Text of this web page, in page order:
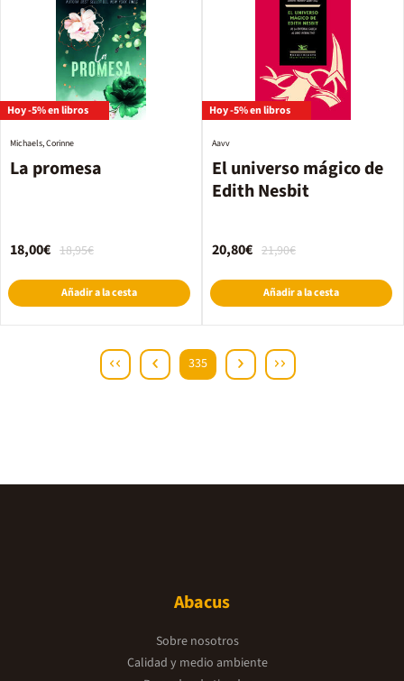
Hoy -5% en libros
La promesa
Michaels, Corinne
18,95€
18,00€
Añadir a la cesta
Hoy -5% en libros
El universo mágico de
Edith Nesbit
Aavv
21,90€
20,80€
Añadir a la cesta
335
Abacus
Sobre nosotros
Calidad y medio ambiente